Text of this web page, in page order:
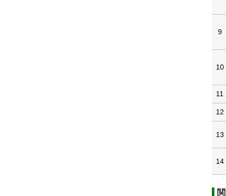
9
10
11
12
13
14